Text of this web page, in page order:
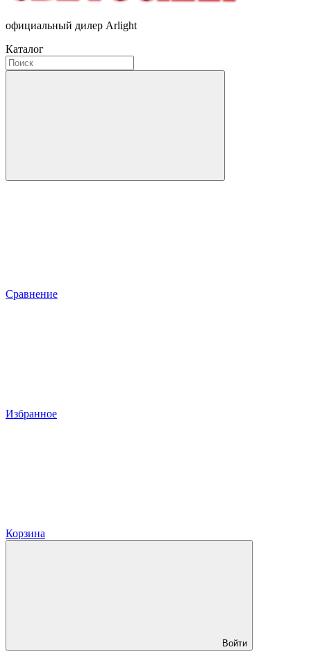
официальный дилер Arlight
Каталог
Сравнение
Избранное
Корзина
Войти